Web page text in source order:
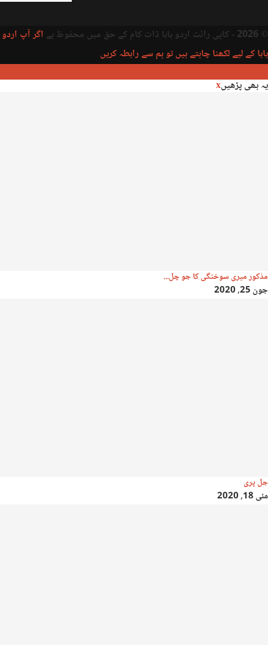
© 2026 - کاپی رائٹ اردو بابا ڈاٹ کام کے حق میں محفوظ ہے
اگر آپ اردو
بابا کے لیے لکھنا چاہتے ہیں تو ہم سے رابطہ کریں
یہ بھی پڑھیںx
مذکور میری سوختگی کا جو چل...
جون 25, 2020
جل پری
مئی 18, 2020